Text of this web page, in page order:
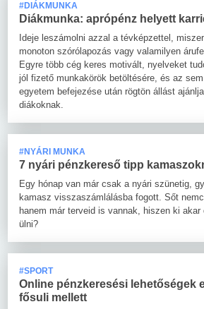
#DIÁKMUNKA
Diákmunka: aprópénz helyett
Ideje leszámolni azzal a tévképzettel,
monoton szórólapozás vagy valamilyen
Egyre több cég keres motivált, nyelveket
jól fizető munkakörök betöltésére, és az
egyetem befejezése után rögtön állást
diákoknak.
#NYÁRI MUNKA
7 nyári pénzkereső tipp
Egy hónap van már csak a nyári szünetig,
kamasz visszaszámlálásba fogott. Sőt
hanem már terveid is vannak, hiszen ki akar
ülni?
#SPORT
Online pénzkeresési lehetőségek
fősuli mellett